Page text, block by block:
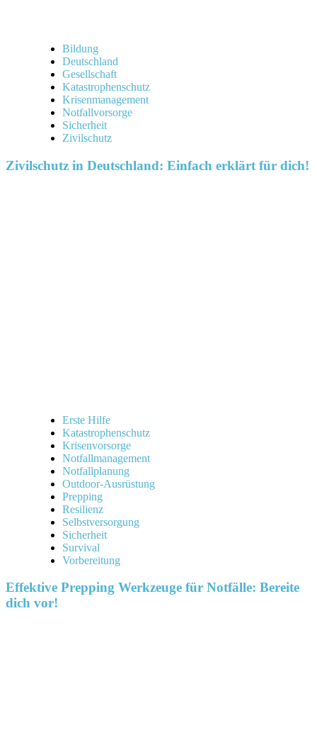
Bildung
Deutschland
Gesellschaft
Katastrophenschutz
Krisenmanagement
Notfallvorsorge
Sicherheit
Zivilschutz
Zivilschutz in Deutschland: Einfach erklärt für dich!
Erste Hilfe
Katastrophenschutz
Krisenvorsorge
Notfallmanagement
Notfallplanung
Outdoor-Ausrüstung
Prepping
Resilienz
Selbstversorgung
Sicherheit
Survival
Vorbereitung
Effektive Prepping Werkzeuge für Notfälle: Bereite
dich vor!